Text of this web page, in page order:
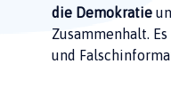
die Demokratie
Zusammenhalt.
und